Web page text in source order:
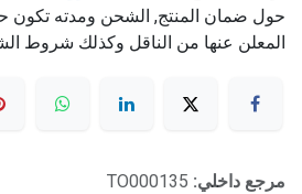
حول ضمان المنتج, الشحن ومدته
المعلن عنها من الناقل وكذلك شروط
مرجع داخلي: TO000135